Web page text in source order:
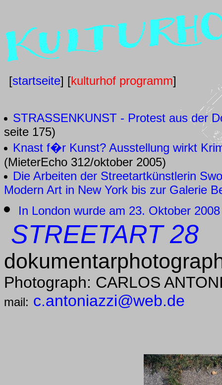
[startseite] [kulturhof programm]
STRASSENKUNST - Protest aus der
seite 175)
Knast f�r Kunst? Ausstellung wirkt
(MieterEcho 312/oktober 2005)
Die Arbeiten der Streetartkünstlerin
Modern Art in New York bis zur Galerie
In London wurde am 23. Oktober
STREETART 28
Photograph: CARLOS
mail: c.antoniazzi@web.de